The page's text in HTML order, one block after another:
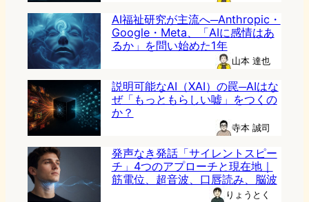
AI福祉研究が主流へ─Anthropic・
Google・Meta、「AIに感情はあ
るか」を問い始めた1年
山本 達也
説明可能なAI（XAI）の罠─AIはな
ぜ「もっともらしい嘘」をつくの
か？
寺本 誠司
発声なき発話「サイレントスピー
チ」4つのアプローチと現在地｜
筋電位、超音波、口唇読み、脳波
りょうとく